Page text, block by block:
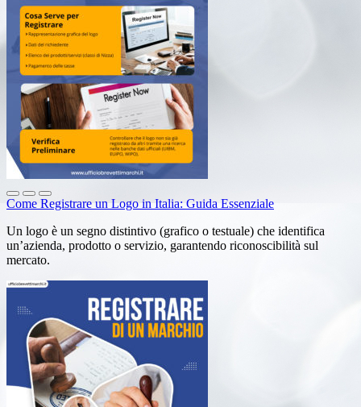
Come Registrare un Logo in Italia: Guida Essenziale
Un logo è un segno distintivo (grafico o testuale) che identifica
un’azienda, prodotto o servizio, garantendo riconoscibilità sul
mercato.